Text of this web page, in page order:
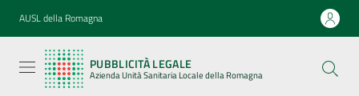
Vai al contenuto
Vai alla navigazione
Vai al footer
AUSL della Romagna
PUBBLICITÀ LEGALE
Azienda Unità Sanitaria Locale della Romagna
legale
Azienda
Unità